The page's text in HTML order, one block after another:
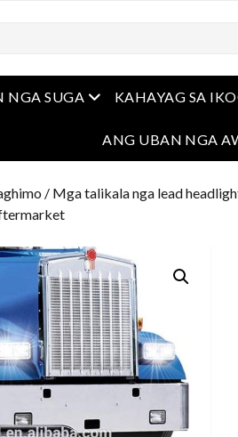
NGA SUGA Open Menu
KAHAYAG SA
ANG UBAN NGA
/ Mga talikala nga lead